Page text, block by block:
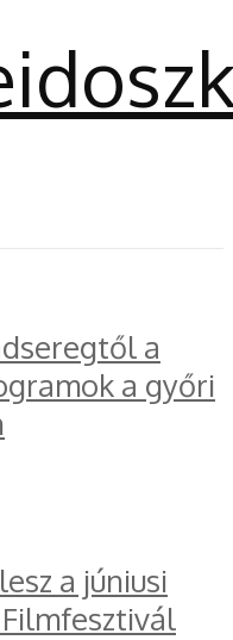
a
a győri
a júniusi